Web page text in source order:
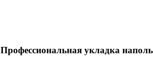
Профессиональная укладка